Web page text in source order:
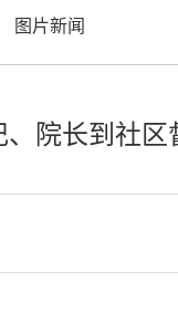
图片新闻
院长到社